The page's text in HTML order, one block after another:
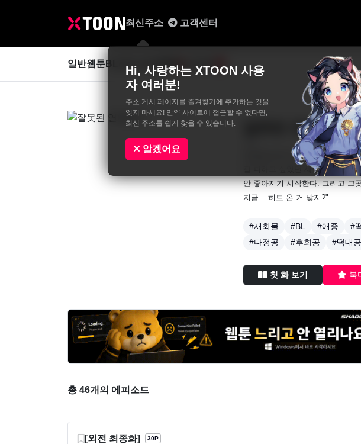
최신주소
Hi, 사랑하는 XTOON 사용
자 여러분!
주소 게시 페이지를 즐겨찾기에 추가하는 것을
잊지 마세요! 만약 사이트에 접근할 수 없다면,
최신 주소를 쉽게 찾을 수 있습니다.
알겠어요
고객센터
일반웹툰BL&GL 성인웹툰
잘못된 연애방식 19
평생을 알파라고 생각하며 살았
필 피하고 싶었던 세한 호텔이지
안 좋아지기 시작한다. 그리고 그
지금... 히트 온 거 맞지?"
#재회물 #BL #애증 #
#다정공
#후회공 #떡대공
첫 화 보기 북
총 46개의 에피소드
[외전 최종화] 30P